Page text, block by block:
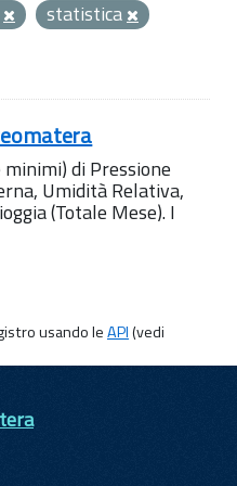
statistica
di Pressione
Umidità Relativa,
(Totale Mese). I
usando leAPI(vedi